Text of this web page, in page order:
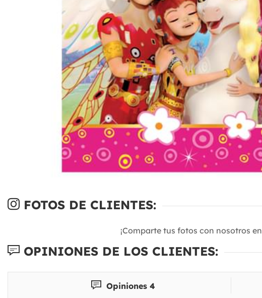
FOTOS DE CLIENTES:
¡Comparte tus fotos con nosotros en
OPINIONES DE LOS CLIENTES:
Opiniones 4